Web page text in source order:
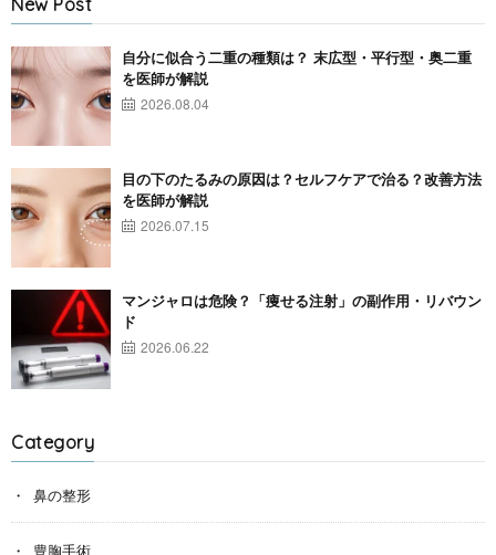
New Post
自分に似合う二重の種類は？ 末広型・平行型・奥二重
を医師が解説
2026.08.04
目の下のたるみの原因は？セルフケアで治る？改善方法
を医師が解説
2026.07.15
マンジャロは危険？「痩せる注射」の副作用・リバウン
ド
2026.06.22
Category
鼻の整形
豊胸手術